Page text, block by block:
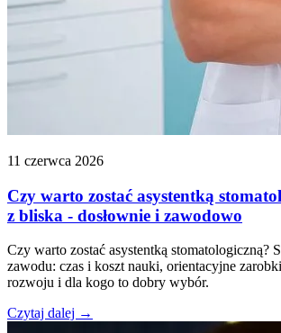
11 czerwca 2026
Czy warto zostać asystentką
z bliska - dosłownie i zawodowo
Czy warto zostać asystentką stomatologiczną?
zawodu: czas i koszt nauki, orientacyjne
rozwoju i dla kogo to dobry wybór.
Czytaj dalej →